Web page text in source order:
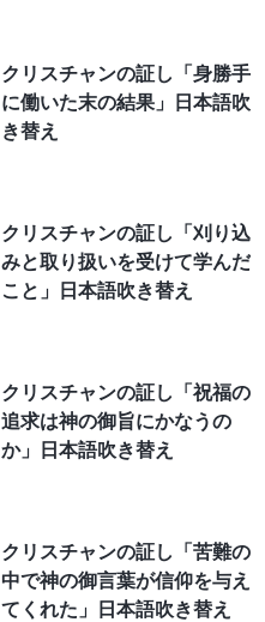
クリスチャンの証し「身勝手
に働いた末の結果」日本語吹
き替え
クリスチャンの証し「刈り込
みと取り扱いを受けて学んだ
こと」日本語吹き替え
クリスチャンの証し「祝福の
追求は神の御旨にかなうの
か」日本語吹き替え
クリスチャンの証し「苦難の
中で神の御言葉が信仰を与え
てくれた」日本語吹き替え